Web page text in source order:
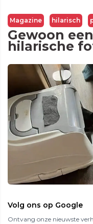
Magazine hilarisch
Gewoon
hilarische
Volg ons op Google
Ontvang onze nieuwste